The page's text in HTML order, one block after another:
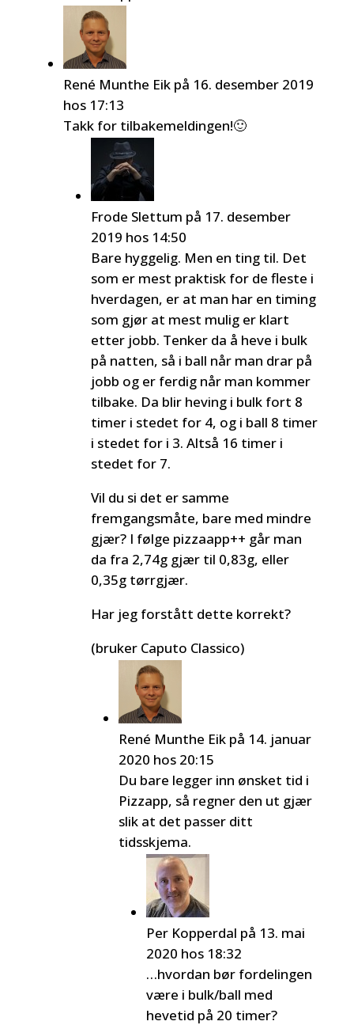
René Munthe Eik på 16. desember 2019
hos 17:13
Takk for tilbakemeldingen!🙂
Frode Slettum på 17. desember
2019 hos 14:50
Bare hyggelig. Men en ting til. Det
som er mest praktisk for de fleste i
hverdagen, er at man har en timing
som gjør at mest mulig er klart
etter jobb. Tenker da å heve i bulk
på natten, så i ball når man drar på
jobb og er ferdig når man kommer
tilbake. Da blir heving i bulk fort 8
timer i stedet for 4, og i ball 8 timer
i stedet for i 3. Altså 16 timer i
stedet for 7.
Vil du si det er samme
fremgangsmåte, bare med mindre
gjær? I følge pizzaapp++ går man
da fra 2,74g gjær til 0,83g, eller
0,35g tørrgjær.
Har jeg forstått dette korrekt?
(bruker Caputo Classico)
René Munthe Eik på 14. januar
2020 hos 20:15
Du bare legger inn ønsket tid i
Pizzapp, så regner den ut gjær
slik at det passer ditt
tidsskjema.
Per Kopperdal på 13. mai
2020 hos 18:32
…hvordan bør fordelingen
være i bulk/ball med
hevetid på 20 timer?